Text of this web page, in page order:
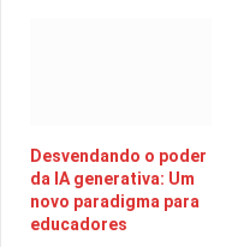
Desvendando o poder
da IA generativa: Um
novo paradigma para
educadores